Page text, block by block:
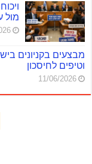
מול
וטיפים לחיסכון
11/06/2026